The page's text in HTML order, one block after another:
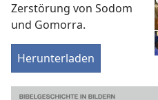
Zerstörung von Sodom
und Gomorra.
Herunterladen